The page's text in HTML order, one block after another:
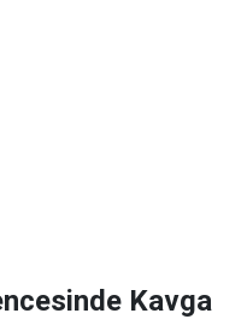
Kavga